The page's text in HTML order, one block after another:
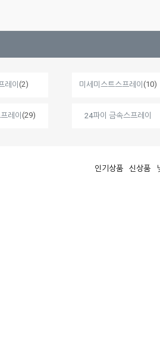
레이 (2) 미세미스트스프레이 (10)
레이 (29) 24파이 금속스프레이
인기상품 신상품